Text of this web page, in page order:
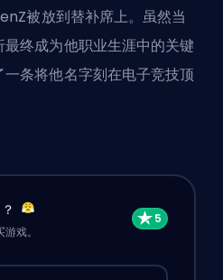
被放到替补席上。虽然当
终成为他职业生涯中的关键
条将他名字刻在电子竞技顶
戏。